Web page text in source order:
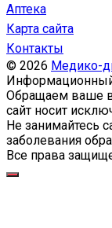
Аптека
Карта сайта
Контакты
© 2026 Медико-
Информационный
Обращаем ваше
сайт носит
Не занимайтесь
заболевания
Все права